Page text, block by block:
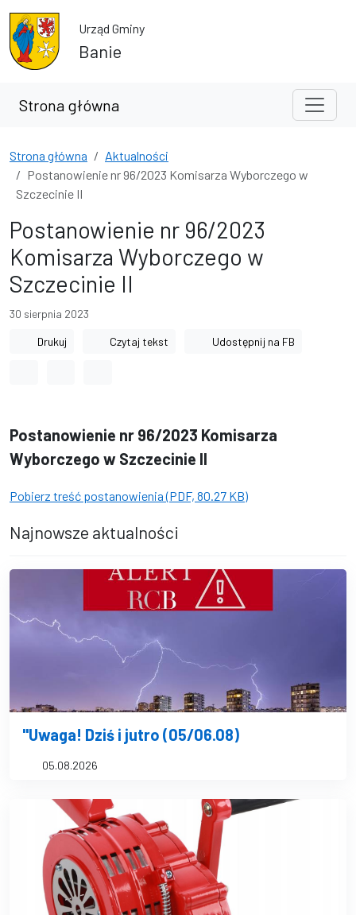
Przejdź do treści
Przejdź do wyszukiwarki
Urząd Gminy
Banie
Strona główna
Strona główna
Aktualności
Postanowienie nr 96/2023 Komisarza Wyborczego w
Szczecinie II
Postanowienie nr 96/2023
Komisarza Wyborczego w
Szczecinie II
30 sierpnia 2023
Drukuj Czytaj tekst Udostępnij na FB
Postanowienie nr 96/2023 Komisarza
Wyborczego w Szczecinie II
Pobierz treść postanowienia (PDF, 80.27 KB)
Najnowsze aktualności
"Uwaga! Dziś i jutro (05/06.08)
05.08.2026